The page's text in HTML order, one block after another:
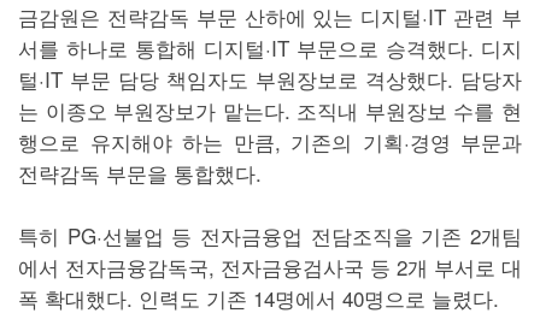
금감원은 전략감독 부문 산하에 있는 디지털·IT 관련 부
서를 하나로 통합해 디지털·IT 부문으로 승격했다. 디지
털·IT 부문 담당 책임자도 부원장보로 격상했다. 담당자
는 이종오 부원장보가 맡는다. 조직내 부원장보 수를 현
행으로 유지해야 하는 만큼, 기존의 기획·경영 부문과
전략감독 부문을 통합했다.
특히 PG·선불업 등 전자금융업 전담조직을 기존 2개팀
에서 전자금융감독국, 전자금융검사국 등 2개 부서로 대
폭 확대했다. 인력도 기존 14명에서 40명으로 늘렸다.